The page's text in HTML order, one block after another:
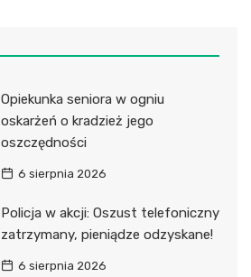
Opiekunka seniora w ogniu
oskarżeń o kradzież jego
oszczędności
6 sierpnia 2026
Policja w akcji: Oszust telefoniczny
zatrzymany, pieniądze odzyskane!
6 sierpnia 2026